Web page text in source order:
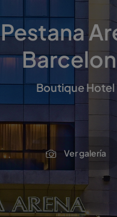
Pestana
Boutique Hotel
Ver galería